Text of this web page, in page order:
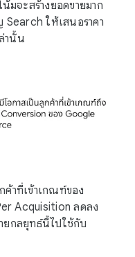
มจะสร้างยอดขายมาก
ให้เสนอราคา
านั้น
าที่เข้าเกณฑ์ของ
Acquisition ลดลง
กลยุทธ์นี้ไปใช้กับ